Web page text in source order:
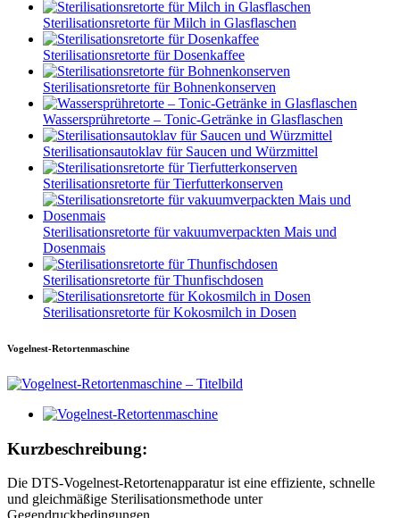
Sterilisationsretorte für Milch in Glasflaschen
Sterilisationsretorte für Dosenkaffee
Sterilisationsretorte für Bohnenkonserven
Wassersprühretorte – Tonic-Getränke in Glasflaschen
Sterilisationsautoklav für Saucen und Würzmittel
Sterilisationsretorte für Tierfutterkonserven
Sterilisationsretorte für vakuumverpackten Mais und
Dosenmais
Sterilisationsretorte für Thunfischdosen
Sterilisationsretorte für Kokosmilch in Dosen
Vogelnest-Retortenmaschine
Kurzbeschreibung:
Die DTS-Vogelnest-Retortenapparatur ist eine effiziente, schnelle
und gleichmäßige Sterilisationsmethode unter